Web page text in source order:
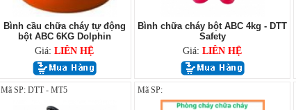
Bình cầu chữa cháy tự động
bột ABC 6KG Dolphin
Giá: LIÊN HỆ
Bình chữa cháy bột ABC 4kg - DTT
Safety
Giá: LIÊN HỆ
Mã SP: DTT - MT5 Mã SP: